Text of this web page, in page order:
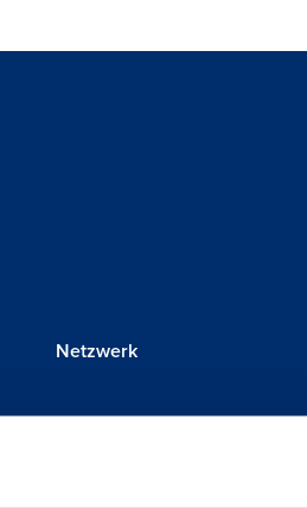
Netzwerk
Fachplanerin für vorbeugenden
2022 wurde ich als